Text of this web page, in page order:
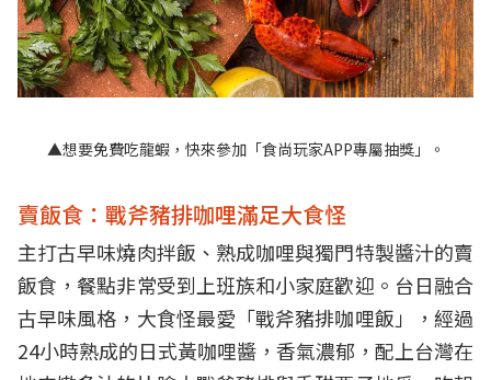
▲想要免費吃龍蝦，快來參加「食尚玩家APP專屬抽獎」。
賣飯食：戰斧豬排咖哩滿足大食怪
主打古早味燒肉拌飯、熟成咖哩與獨門特製醬汁的賣
飯食，餐點非常受到上班族和小家庭歡迎。台日融合
古早味風格，大食怪最愛「戰斧豬排咖哩飯」，經過
24小時熟成的日式黃咖哩醬，香氣濃郁，配上台灣在